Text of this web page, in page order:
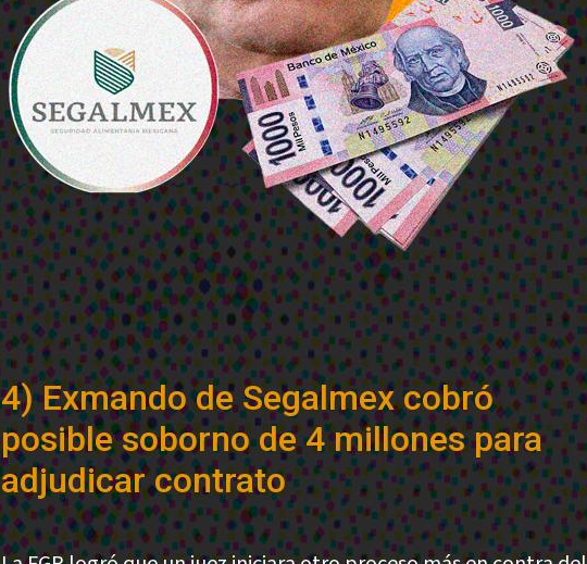
4) Exmando de Segalmex cobró
posible soborno de 4 millones para
adjudicar contrato